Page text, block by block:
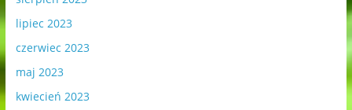
lipiec 2023
czerwiec 2023
maj 2023
kwiecień 2023